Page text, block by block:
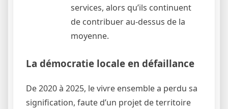
services, alors qu’ils continuent
de contribuer au-dessus de la
moyenne.
La démocratie locale en défaillance
De 2020 à 2025, le vivre ensemble a perdu sa
signification, faute d’un projet de territoire